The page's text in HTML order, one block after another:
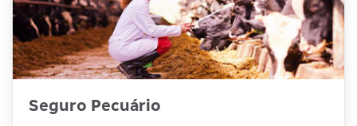
Seguro Pecuário